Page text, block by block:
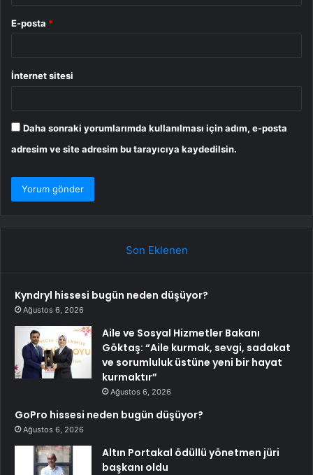
E-posta *
İnternet sitesi
Daha sonraki yorumlarımda kullanılması için adım, e-posta
adresim ve site adresim bu tarayıcıya kaydedilsin.
Son Eklenen
Kyndryl hissesi bugün neden düşüyor?
Ağustos 6, 2026
Aile ve Sosyal Hizmetler Bakanı
Göktaş: “Aile kurmak, sevgi, sadakat
ve sorumluluk üstüne yeni bir hayat
kurmaktır”
Ağustos 6, 2026
GoPro hissesi neden bugün düşüyor?
Ağustos 6, 2026
Altın Portakal ödüllü yönetmen jüri
başkanı oldu